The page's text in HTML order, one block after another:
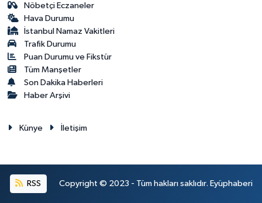
Nöbetçi Eczaneler
Hava Durumu
İstanbul Namaz Vakitleri
Trafik Durumu
Puan Durumu ve Fikstür
Tüm Manşetler
Son Dakika Haberleri
Haber Arşivi
Künye İletişim
RSS Copyright © 2023 - Tüm hakları saklıdır. Eyüphaberi